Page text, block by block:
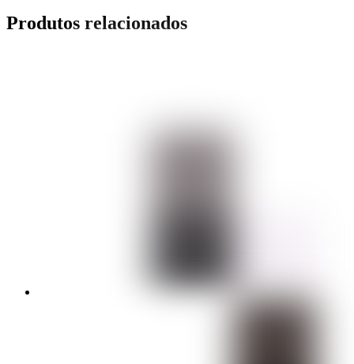
Produtos relacionados